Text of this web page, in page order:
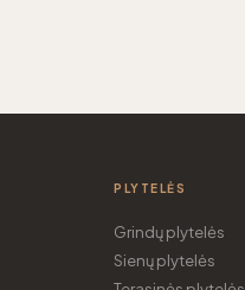
PLYTELĖS
Grindų plytelės
Sienų plytelės